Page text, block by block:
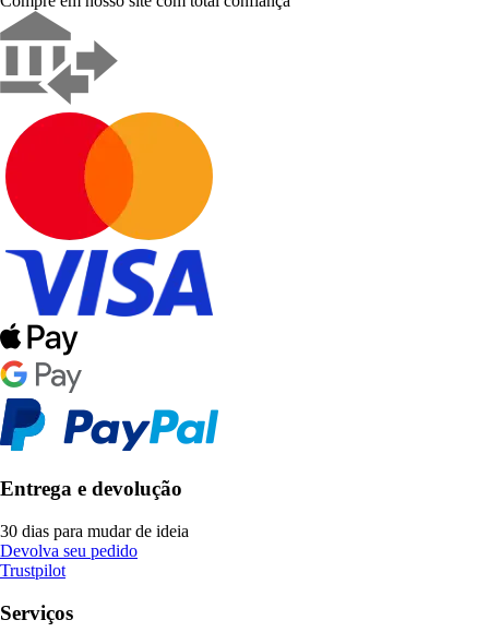
Entrega e devolução
30 dias para mudar de ideia
Devolva seu pedido
Trustpilot
Serviços